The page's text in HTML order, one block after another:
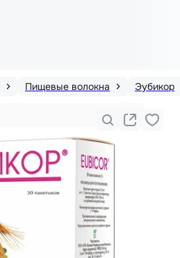
Пищевые волокна Эубикор